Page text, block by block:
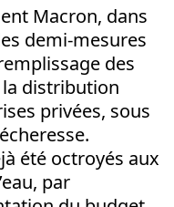
Macron, dans
demi-mesures
des
distribution
privées, sous
été octroyés aux
par